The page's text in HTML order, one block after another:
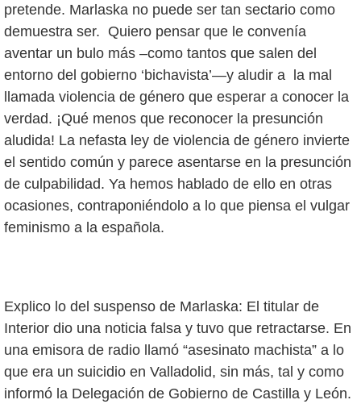
pretende. Marlaska no puede ser tan sectario como
demuestra ser. Quiero pensar que le convenía
aventar un bulo más –como tantos que salen del
entorno del gobierno ‘bichavista’—y aludir a la mal
llamada violencia de género que esperar a conocer la
verdad. ¡Qué menos que reconocer la presunción
aludida! La nefasta ley de violencia de género invierte
el sentido común y parece asentarse en la presunción
de culpabilidad. Ya hemos hablado de ello en otras
ocasiones, contraponiéndolo a lo que piensa el vulgar
feminismo a la española.
Explico lo del suspenso de Marlaska: El titular de
Interior dio una noticia falsa y tuvo que retractarse. En
una emisora de radio llamó “asesinato machista” a lo
que era un suicidio en Valladolid, sin más, tal y como
informó la Delegación de Gobierno de Castilla y León.